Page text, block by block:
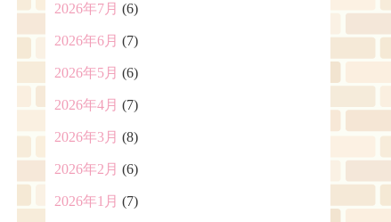
2026年7月 (6)
2026年6月 (7)
2026年5月 (6)
2026年4月 (7)
2026年3月 (8)
2026年2月 (6)
2026年1月 (7)